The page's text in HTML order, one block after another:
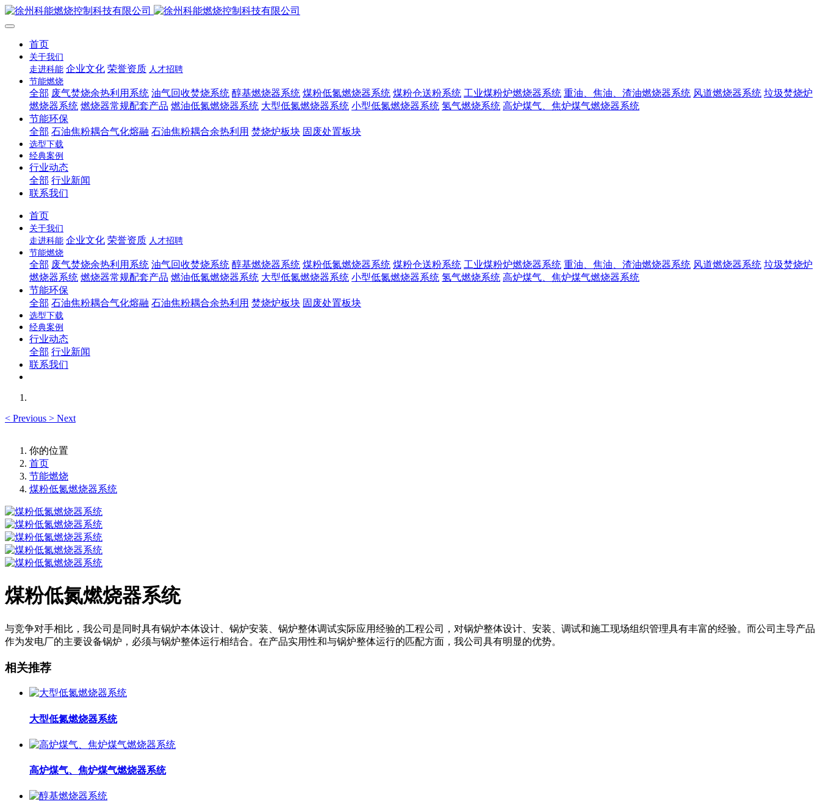
首页
关于我们
走进科能 企业文化 荣誉资质 人才招聘
节能燃烧
全部 废气焚烧余热利用系统 油气回收焚烧系统 醇基燃烧器系统 煤粉低氮燃烧器系统 煤粉仓送粉系统 工业煤粉炉燃烧器系统 重油、焦油、渣油燃烧器系统 风道燃烧器系统 垃圾焚烧炉
燃烧器系统 燃烧器常规配套产品 燃油低氮燃烧器系统 大型低氮燃烧器系统 小型低氮燃烧器系统 氢气燃烧系统 高炉煤气、焦炉煤气燃烧器系统
节能环保
全部 石油焦粉耦合气化熔融 石油焦粉耦合余热利用 焚烧炉板块 固废处置板块
选型下载
经典案例
行业动态
全部 行业新闻
联系我们
首页
关于我们
走进科能 企业文化 荣誉资质 人才招聘
节能燃烧
全部 废气焚烧余热利用系统 油气回收焚烧系统 醇基燃烧器系统 煤粉低氮燃烧器系统 煤粉仓送粉系统 工业煤粉炉燃烧器系统 重油、焦油、渣油燃烧器系统 风道燃烧器系统 垃圾焚烧炉
燃烧器系统 燃烧器常规配套产品 燃油低氮燃烧器系统 大型低氮燃烧器系统 小型低氮燃烧器系统 氢气燃烧系统 高炉煤气、焦炉煤气燃烧器系统
节能环保
全部 石油焦粉耦合气化熔融 石油焦粉耦合余热利用 焚烧炉板块 固废处置板块
选型下载
经典案例
行业动态
全部 行业新闻
联系我们
< Previous > Next
你的位置
首页
节能燃烧
煤粉低氮燃烧器系统
煤粉低氮燃烧器系统
与竞争对手相比，我公司是同时具有锅炉本体设计、锅炉安装、锅炉整体调试实际应用经验的工程公司，对锅炉整体设计、安装、调试和施工现场组织管理具有丰富的经验。而公司主导产品
作为发电厂的主要设备锅炉，必须与锅炉整体运行相结合。在产品实用性和与锅炉整体运行的匹配方面，我公司具有明显的优势。
相关推荐
大型低氮燃烧器系统
高炉煤气、焦炉煤气燃烧器系统